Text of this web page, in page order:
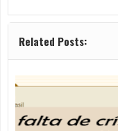
Related Posts: